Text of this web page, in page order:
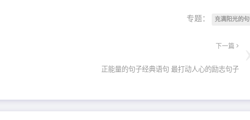
专题： 充满阳光的
下一篇
正能量的句子经典语句 最打动人心的励志句子